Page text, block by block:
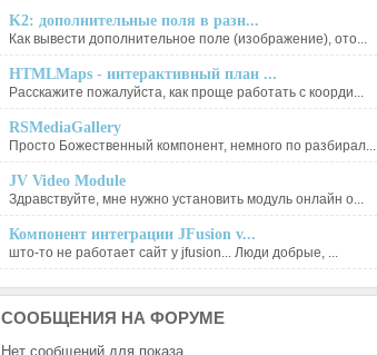
K2: дополнительные поля в разн...
Как вывести дополнительное поле (изображение), ото...
HTMLMaps - интерактивный план ...
Расскажите пожалуйста, как проще работать с коорди...
RSMediaGallery
Просто Божественный компонент, немного по разбирал...
JV Video Module
Здравствуйте, мне нужно установить модуль онлайн о...
Компонент интеграции JFusion v...
што-то не работает сайт у jfusion... Люди добрые, ...
СООБЩЕНИЯ НА ФОРУМЕ
Нет сообщений для показа